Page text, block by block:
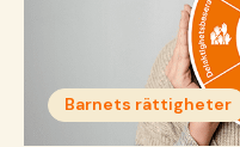
Barnets rättigheter